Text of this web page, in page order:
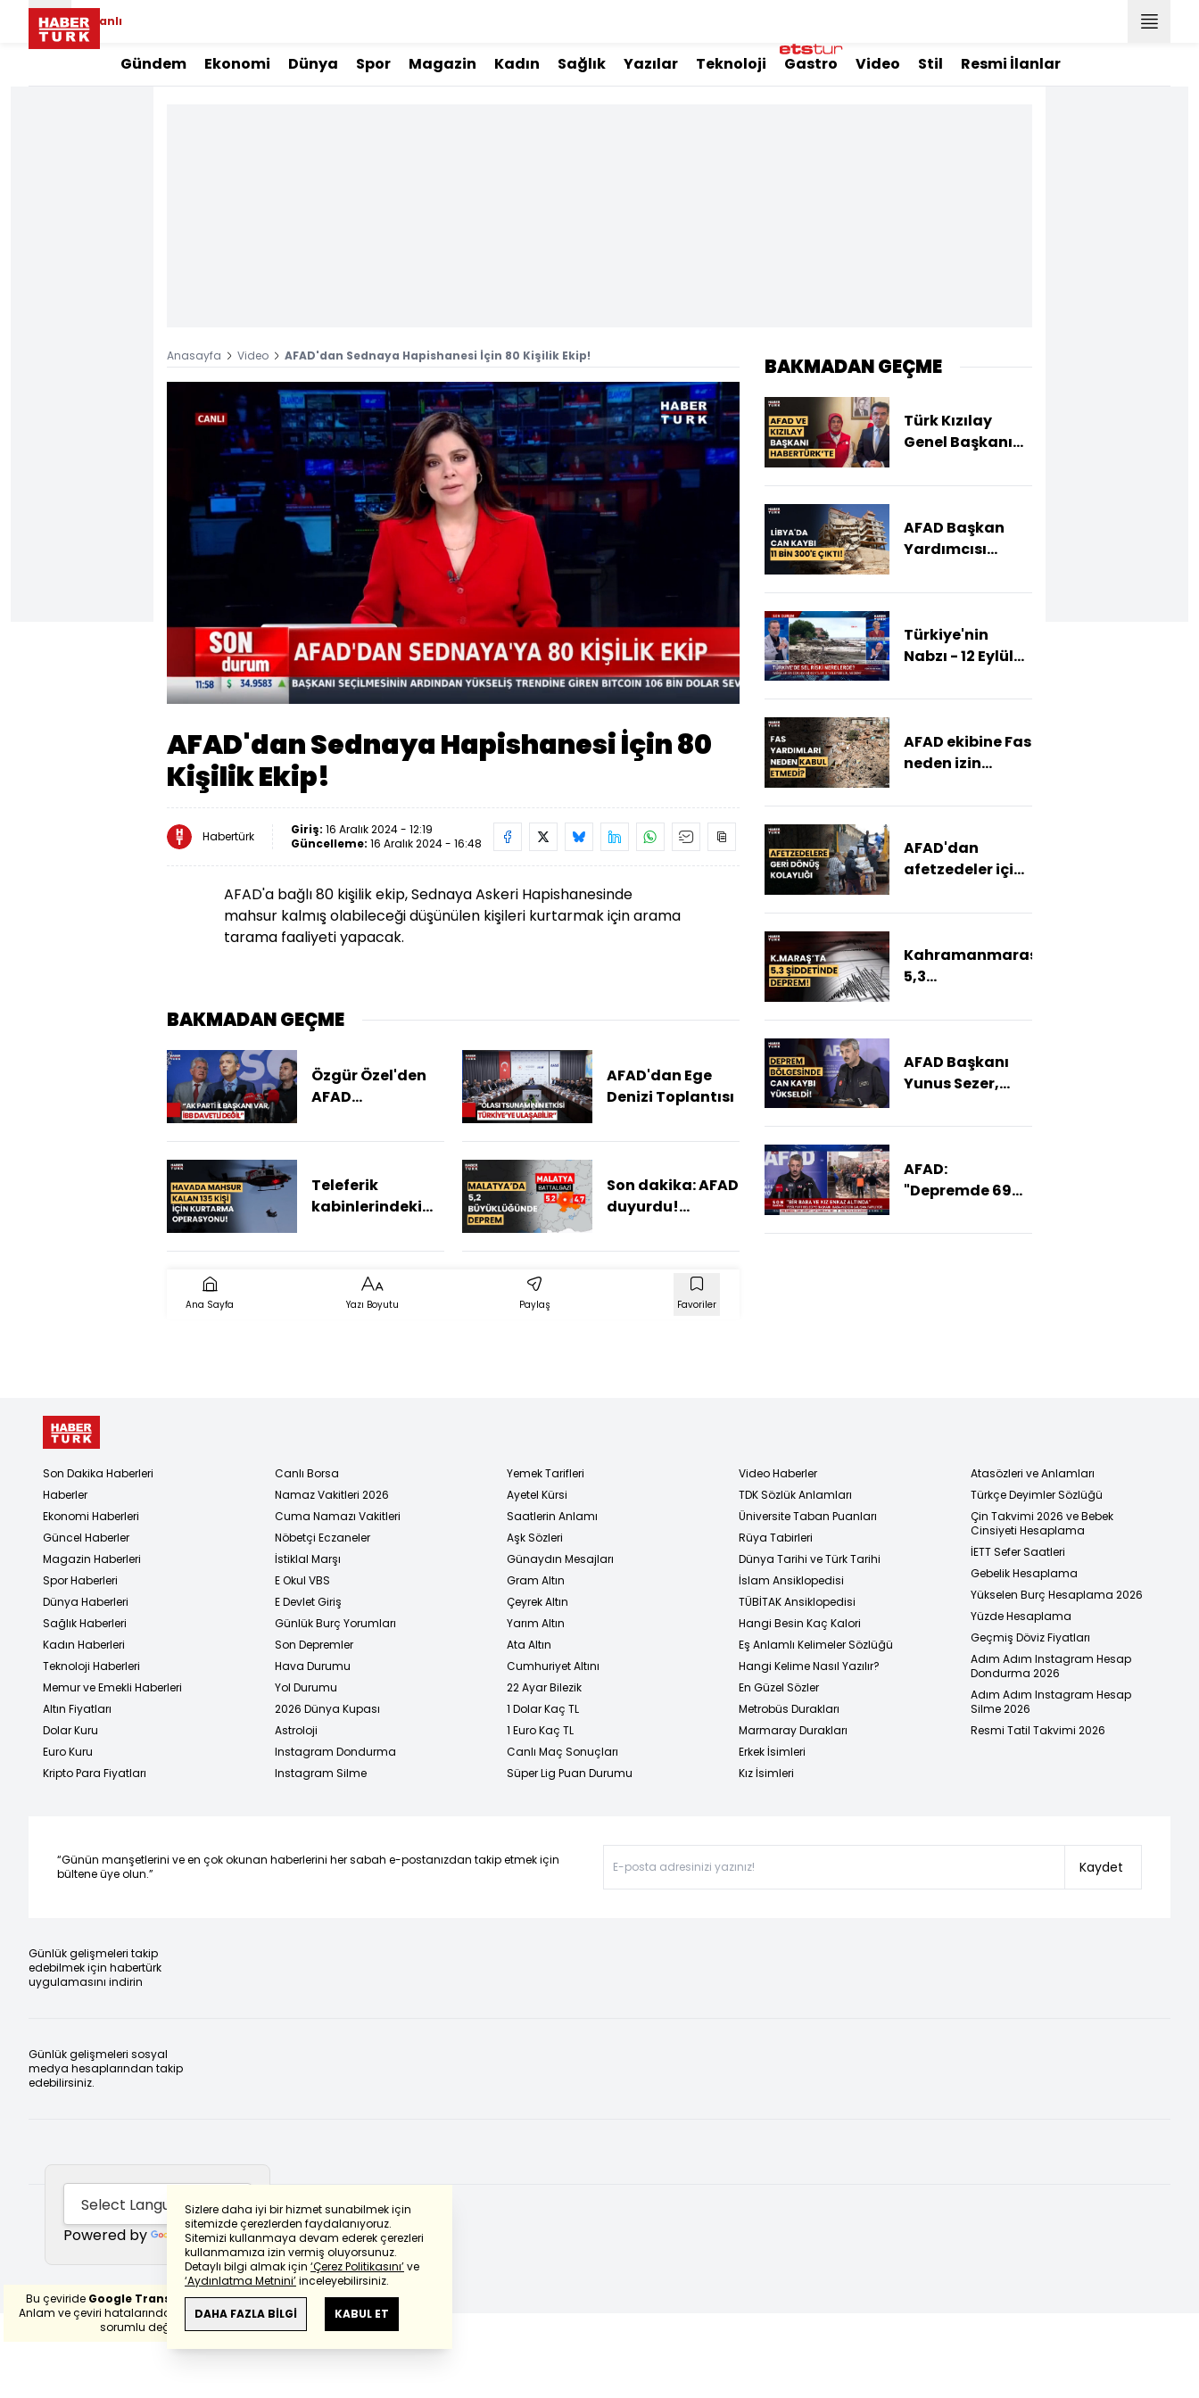
Canlı
Gündem Ekonomi Dünya Spor Magazin Kadın Sağlık Yazılar Teknoloji Gastro Video Stil Resmi İlanlar
Anasayfa Video AFAD'dan Sednaya Hapishanesi İçin 80 Kişilik Ekip!
Sesi
Aç
Yüklendi:
22.09%
Oynatma
AFAD'dan Sednaya Hapishanesi İçin 80
Kişilik Ekip!
Habertürk Giriş: 16 Aralık 2024 - 12:19
Güncelleme: 16 Aralık 2024 - 16:48
AFAD'a bağlı 80 kişilik ekip, Sednaya Askeri Hapishanesinde
mahsur kalmış olabileceği düşünülen kişileri kurtarmak için arama
tarama faaliyeti yapacak.
BAKMADAN GEÇME
Özgür Özel'den
AFAD
Tepki! "İBB'den
Çağırmıyorlar"
AFAD'dan Ege
Denizi Toplantısı
Teleferik
kabinlerindeki
çalışmaları ne
Başkanı Okay
Memiş aktardı
Son dakika: AFAD
duyurdu!
ve 4.7
Ana Sayfa Yazı Boyutu Paylaş Favoriler
BAKMADAN GEÇME
Türk Kızılay
Genel Başkanı
Yılmaz ve AFAD
Memiş
Habertürk TV'de
AFAD Başkan
Yardımcısı
Taşdelen
durumu anlattı
Türkiye'nin
Nabzı - 12 Eylül
bölgesindeki
anlamı ne, neler
olacak?)
AFAD ekibine Fas
neden izin
Çetiner Çetin
AFAD'dan
afetzedeler için
desteği
Kahramanmaraş'ta
5,3
deprem!
AFAD Başkanı
Yunus Sezer,
durumu
AFAD:
"Depremde 69
yaralandı."
Sizlere daha iyi bir hizmet sunabilmek için
sitemizde çerezlerden faydalanıyoruz.
Sitemizi kullanmaya devam ederek çerezleri
kullanmamıza izin vermiş oluyorsunuz.
Detaylı bilgi almak için ‘Çerez Politikasını’ve
‘Aydınlatma Metnini’inceleyebilirsiniz.
DAHA FAZLA BİLGİ KABUL ET
Son Dakika Haberleri
Haberler
Ekonomi Haberleri
Güncel Haberler
Magazin Haberleri
Spor Haberleri
Dünya Haberleri
Sağlık Haberleri
Kadın Haberleri
Teknoloji Haberleri
Memur ve Emekli Haberleri
Altın Fiyatları
Dolar Kuru
Euro Kuru
Kripto Para Fiyatları
Canlı Borsa
Namaz Vakitleri 2026
Cuma Namazı Vakitleri
Nöbetçi Eczaneler
İstiklal Marşı
E Okul VBS
E Devlet Giriş
Günlük Burç Yorumları
Son Depremler
Hava Durumu
Yol Durumu
2026 Dünya Kupası
Astroloji
Instagram Dondurma
Instagram Silme
Yemek Tarifleri
Ayetel Kürsi
Saatlerin Anlamı
Aşk Sözleri
Günaydın Mesajları
Gram Altın
Çeyrek Altın
Yarım Altın
Ata Altın
Cumhuriyet Altını
22 Ayar Bilezik
1 Dolar Kaç TL
1 Euro Kaç TL
Canlı Maç Sonuçları
Süper Lig Puan Durumu
Video Haberler
TDK Sözlük Anlamları
Üniversite Taban Puanları
Rüya Tabirleri
Dünya Tarihi ve Türk Tarihi
İslam Ansiklopedisi
TÜBİTAK Ansiklopedisi
Hangi Besin Kaç Kalori
Eş Anlamlı Kelimeler Sözlüğü
Hangi Kelime Nasıl Yazılır?
En Güzel Sözler
Metrobüs Durakları
Marmaray Durakları
Erkek İsimleri
Kız İsimleri
Atasözleri ve Anlamları
Türkçe Deyimler Sözlüğü
Çin Takvimi 2026 ve Bebek
Cinsiyeti Hesaplama
İETT Sefer Saatleri
Gebelik Hesaplama
Yükselen Burç Hesaplama 2026
Yüzde Hesaplama
Geçmiş Döviz Fiyatları
Adım Adım Instagram Hesap
Dondurma 2026
Adım Adım Instagram Hesap
Silme 2026
Resmi Tatil Takvimi 2026
“Günün manşetlerini ve en çok okunan haberlerini her sabah e-postanızdan takip etmek için
bültene üye olun.”
Kaydet
Günlük gelişmeleri takip
edebilmek için habertürk
uygulamasını indirin
Günlük gelişmeleri sosyal
medya hesaplarından takip
edebilirsiniz.
Powered by Translate
Bu çeviride Google Transletekullanılmıştır.
Anlam ve çeviri hatalarından
haberturk.com
sorumlu değildir.